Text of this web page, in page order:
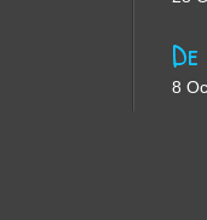
8